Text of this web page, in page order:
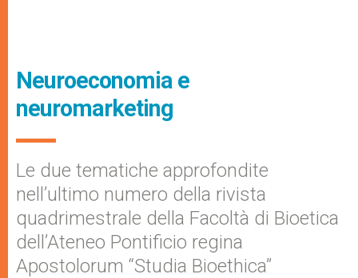
Neuroeconomia e
neuromarketing
Le due tematiche approfondite
nell’ultimo numero della rivista
quadrimestrale della Facoltà di Bioetica
dell’Ateneo Pontificio regina
Apostolorum “Studia Bioethica”